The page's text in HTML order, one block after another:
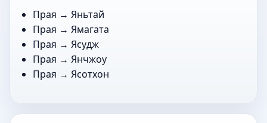
Прая →Яньтай
Прая →Ямагата
Прая →Ясудж
Прая →Янчжоу
Прая →Ясотхон